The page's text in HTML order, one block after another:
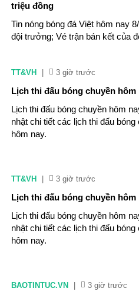
triệu đồng
Tin nóng bóng đá Việt hôm nay
đội trưởng; Vé trận bán kết của
TT&VH 3 giờ trước
Lịch thi đấu bóng chuyền hôm
Lịch thi đấu bóng chuyền hôm
nhật chi tiết các lịch thi đấu
hôm nay.
TT&VH 3 giờ trước
Lịch thi đấu bóng chuyền hôm
Lịch thi đấu bóng chuyền hôm
nhật chi tiết các lịch thi đấu
hôm nay.
BAOTINTUC.VN 3 giờ trước